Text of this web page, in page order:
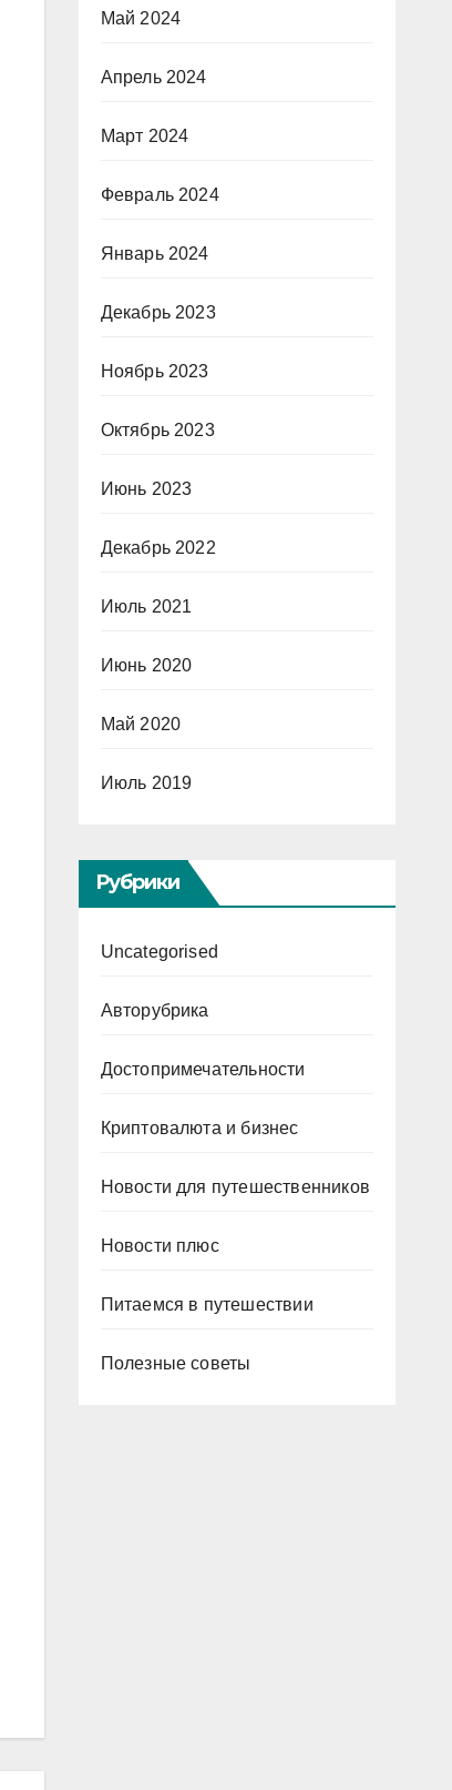
Май 2024
Апрель 2024
Март 2024
Февраль 2024
Январь 2024
Декабрь 2023
Ноябрь 2023
Октябрь 2023
Июнь 2023
Декабрь 2022
Июль 2021
Июнь 2020
Май 2020
Июль 2019
Рубрики
Uncategorised
Авторубрика
Достопримечательности
Криптовалюта и бизнес
Новости для путешественников
Новости плюс
Питаемся в путешествии
Полезные советы